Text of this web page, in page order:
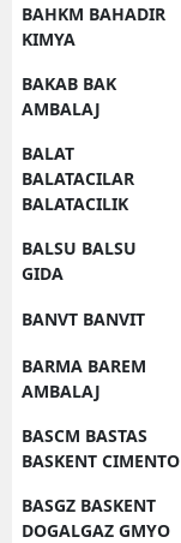
BAHKM BAHADIR
KIMYA
BAKAB BAK
AMBALAJ
BALAT
BALATACILAR
BALATACILIK
BALSU BALSU
GIDA
BANVT BANVIT
BARMA BAREM
AMBALAJ
BASCM BASTAS
BASKENT CIMENTO
BASGZ BASKENT
DOGALGAZ GMYO